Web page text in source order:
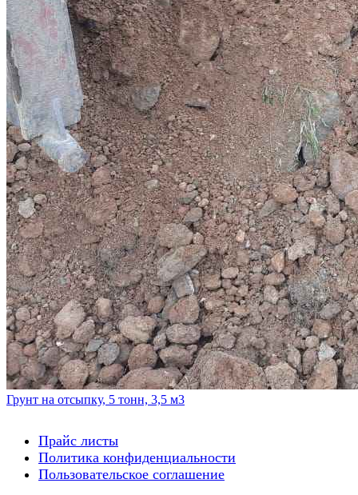
Грунт на отсыпку, 5 тонн, 3,5 м3
Прайс листы
Политика конфиденциальности
Пользовательское соглашение